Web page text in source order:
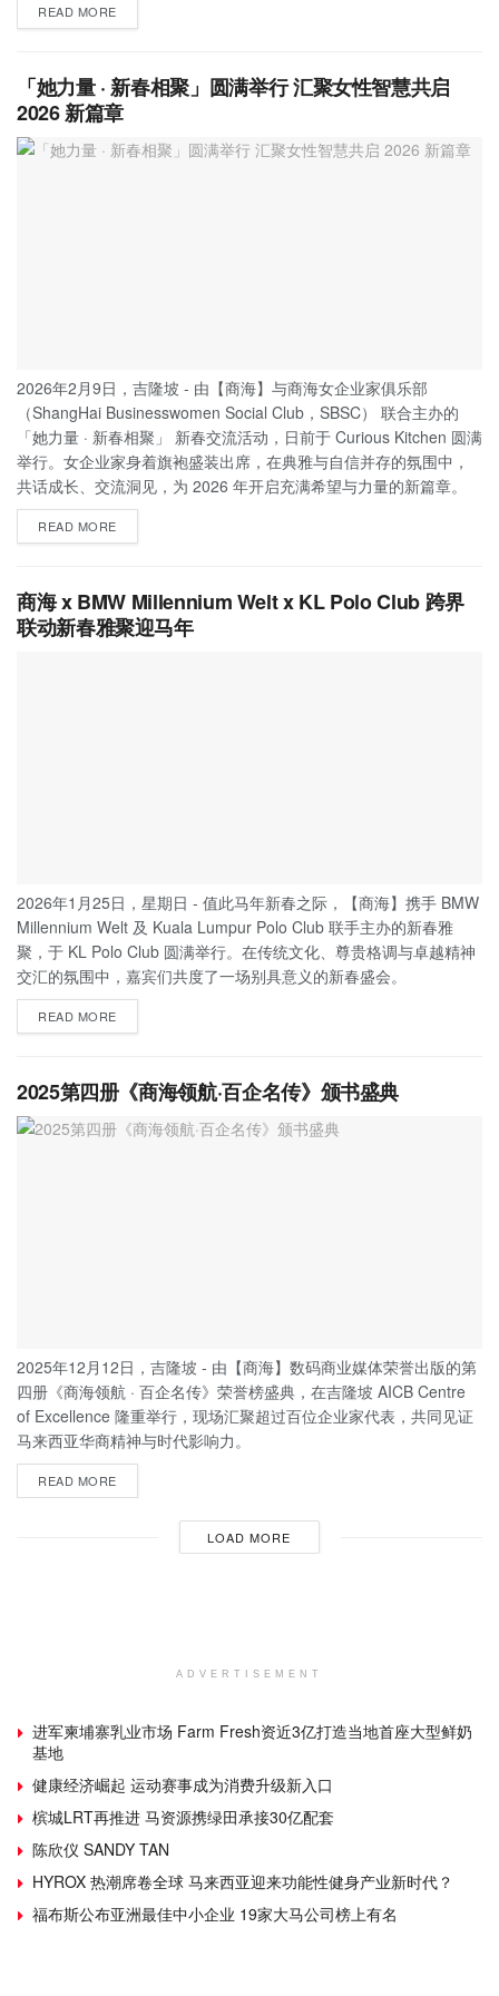
READ MORE
「她力量 · 新春相聚」圆满举行 汇聚女性智慧共启
2026 新篇章
2026年2月9日，吉隆坡 - 由【商海】与商海女企业家俱乐部
（ShangHai Businesswomen Social Club，SBSC） 联合主办的
「她力量 · 新春相聚」 新春交流活动，日前于 Curious Kitchen 圆满
举行。女企业家身着旗袍盛装出席，在典雅与自信并存的氛围中，
共话成长、交流洞见，为 2026 年开启充满希望与力量的新篇章。
READ MORE
商海 x BMW Millennium Welt x KL Polo Club 跨界
联动新春雅聚迎马年
2026年1月25日，星期日 - 值此马年新春之际，【商海】携手 BMW
Millennium Welt 及 Kuala Lumpur Polo Club 联手主办的新春雅
聚，于 KL Polo Club 圆满举行。在传统文化、尊贵格调与卓越精神
交汇的氛围中，嘉宾们共度了一场别具意义的新春盛会。
READ MORE
2025第四册《商海领航·百企名传》颁书盛典
2025年12月12日，吉隆坡 - 由【商海】数码商业媒体荣誉出版的第
四册《商海领航 · 百企名传》荣誉榜盛典，在吉隆坡 AICB Centre
of Excellence 隆重举行，现场汇聚超过百位企业家代表，共同见证
马来西亚华商精神与时代影响力。
READ MORE
LOAD MORE
ADVERTISEMENT
进军柬埔寨乳业市场 Farm Fresh资近3亿打造当地首座大型鲜奶
基地
健康经济崛起 运动赛事成为消费升级新入口
槟城LRT再推进 马资源携绿田承接30亿配套
陈欣仪 SANDY TAN
HYROX 热潮席卷全球 马来西亚迎来功能性健身产业新时代？
福布斯公布亚洲最佳中小企业 19家大马公司榜上有名